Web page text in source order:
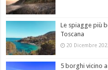
Le spiagge più
Toscana
20 Dicembre
5 borghi vicino